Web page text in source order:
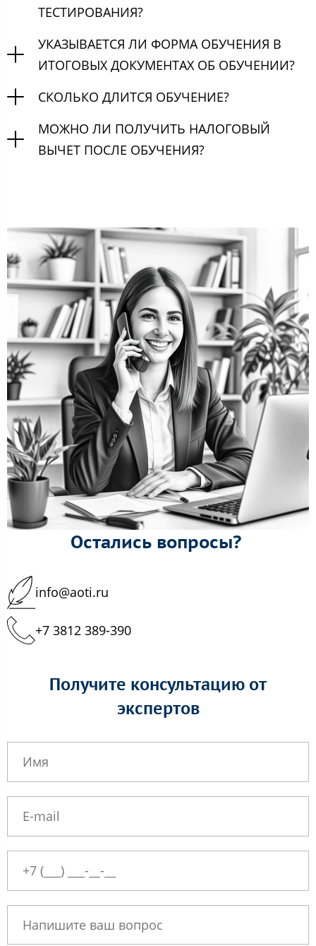
ТЕСТИРОВАНИЯ?
УКАЗЫВАЕТСЯ ЛИ ФОРМА ОБУЧЕНИЯ В
ИТОГОВЫХ ДОКУМЕНТАХ ОБ ОБУЧЕНИИ?
СКОЛЬКО ДЛИТСЯ ОБУЧЕНИЕ?
МОЖНО ЛИ ПОЛУЧИТЬ НАЛОГОВЫЙ
ВЫЧЕТ ПОСЛЕ ОБУЧЕНИЯ?
Остались вопросы?
info@aoti.ru
+7 3812 389-390
Получите консультацию от
экспертов